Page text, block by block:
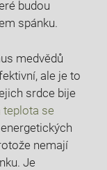
budou⁤
spánku.
medvědů
ale je to
srdce bije
teplota se
nemají⁤
Je